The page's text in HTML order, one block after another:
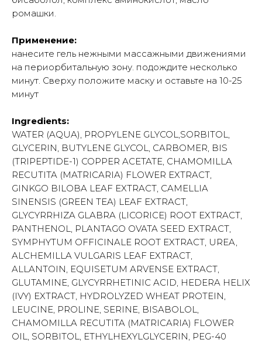
ромашки.
Применение:
нанесите гель нежными массажными движениями
на периорбитальную зону. подождите несколько
минут. Сверху положите маску и оставьте на 10-25
минут
Ingredients:
WATER (AQUA), PROPYLENE GLYCOL,SORBITOL,
GLYCERIN, BUTYLENE GLYCOL, CARBOMER, BIS
(TRIPEPTIDE-1) COPPER ACETATE, CHAMOMILLA
RECUTITA (MATRICARIA) FLOWER EXTRACT,
GINKGO BILOBA LEAF EXTRACT, CAMELLIA
SINENSIS (GREEN TEA) LEAF EXTRACT,
GLYCYRRHIZA GLABRA (LICORICE) ROOT EXTRACT,
PANTHENOL, PLANTAGO OVATA SEED EXTRACT,
SYMPHYTUM OFFICINALE ROOT EXTRACT, UREA,
ALCHEMILLA VULGARIS LEAF EXTRACT,
ALLANTOIN, EQUISETUM ARVENSE EXTRACT,
GLUTAMINE, GLYCYRRHETINIC ACID, HEDERA HELIX
(IVY) EXTRACT, HYDROLYZED WHEAT PROTEIN,
LEUCINE, PROLINE, SERINE, BISABOLOL,
CHAMOMILLA RECUTITA (MATRICARIA) FLOWER
OIL, SORBITOL, ETHYLHEXYLGLYCERIN, PEG-40